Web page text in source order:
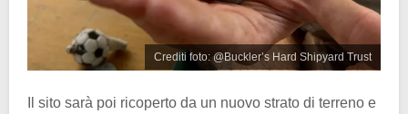
Crediti foto: @Buckler’s Hard Shipyard Trust
Il sito sarà poi ricoperto da un nuovo strato di terreno e